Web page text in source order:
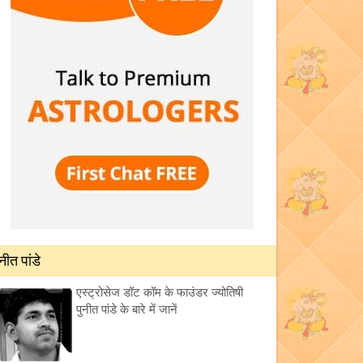
पांडे
एस्ट्रोसेज डॉट कॉम के फाउंडर ज्योतिषी
पुनीत पांडे के बारे में जानें